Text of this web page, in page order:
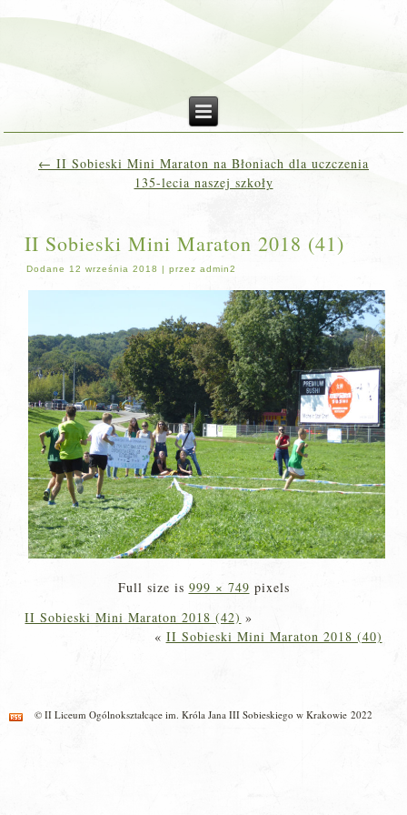
← II Sobieski Mini Maraton na Błoniach dla uczczenia
135-lecia naszej szkoły
II Sobieski Mini Maraton 2018 (41)
Dodane 12 września 2018 |przez admin2
Full size is 999 × 749 pixels
II Sobieski Mini Maraton 2018 (42) »
« II Sobieski Mini Maraton 2018 (40)
© II Liceum Ogólnokształcące im. Króla Jana III Sobieskiego w Krakowie 2022